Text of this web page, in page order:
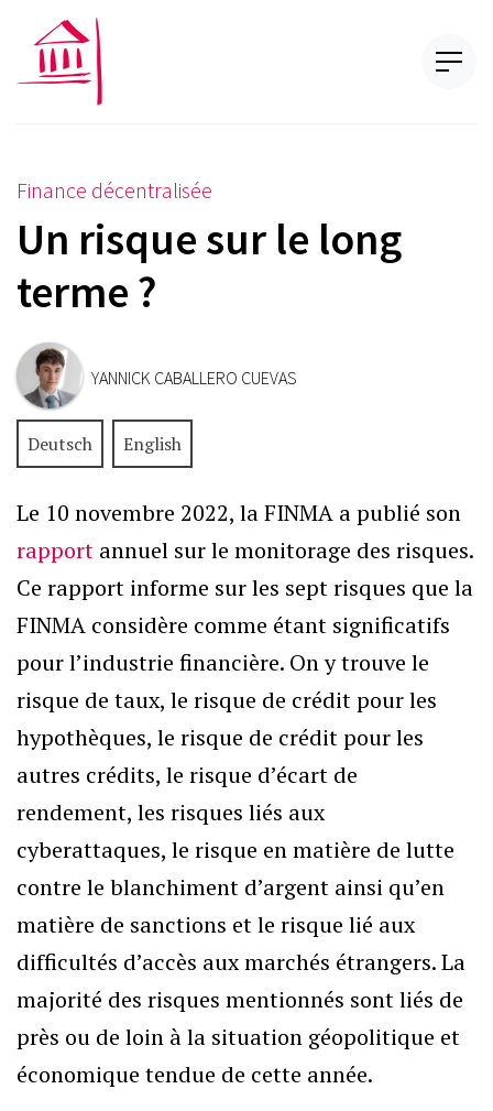
Finance décentralisée
Un risque sur le long
terme ?
YANNICK CABALLERO CUEVAS
Deutsch English
Le 10 novembre 2022, la FINMA a publié son
rapport annuel sur le monitorage des risques.
Ce rapport informe sur les sept risques que la
FINMA considère comme étant significatifs
pour l’industrie financière. On y trouve le
risque de taux, le risque de crédit pour les
hypothèques, le risque de crédit pour les
autres crédits, le risque d’écart de
rendement, les risques liés aux
cyberattaques, le risque en matière de lutte
contre le blanchiment d’argent ainsi qu’en
matière de sanctions et le risque lié aux
difficultés d’accès aux marchés étrangers. La
majorité des risques mentionnés sont liés de
près ou de loin à la situation géopolitique et
économique tendue de cette année.